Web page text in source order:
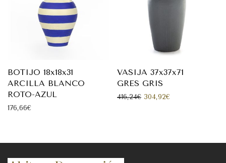
BOTIJO 18x18x31
ARCILLA BLANCO
ROTO-AZUL
176,66€
VASIJA 37x37x71
GRES GRIS
416,24€ El precio original era:
304,92€El precio actual